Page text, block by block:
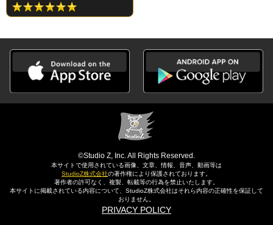
©Studio Z, Inc. All Rights Reserved.
本サイトで使用されている画像、文章、情報、音声、動画等は
StudioZ株式会社の著作権により保護されております。
著作者の許可なく、複製、転載等の行為を禁止いたします。
本サイトに掲載されている内容について、StudioZ株式会社はそれら内容の正確性を保証して
おりません。
PRIVACY POLICY